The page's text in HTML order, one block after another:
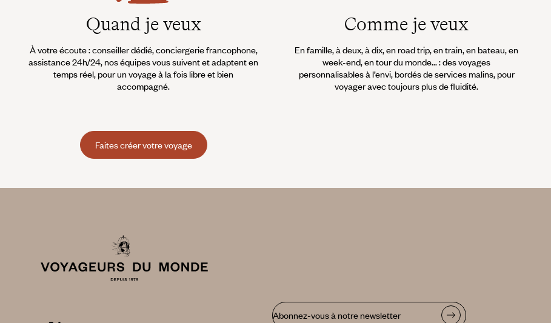
Quand je veux
À votre écoute : conseiller dédié, conciergerie francophone,
assistance 24h/24, nos équipes vous suivent et adaptent en
temps réel, pour un voyage à la fois libre et bien
accompagné.
Comme je veux
En famille, à deux, à dix, en road trip, en train, en bateau, en
week-end, en tour du monde... : des voyages
personnalisables à l’envi, bordés de services malins, pour
voyager avec toujours plus de fluidité.
Faites créer votre voyage
Abonnez-vous à notre newsletter